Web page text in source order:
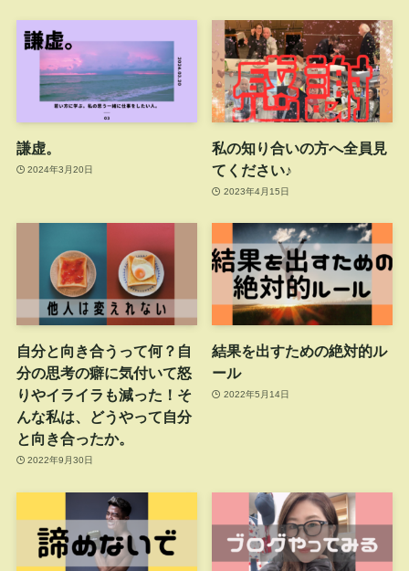
謙虚。
2024年3月20日
私の知り合いの方へ全員見
てください♪
2023年4月15日
自分と向き合うって何？自
分の思考の癖に気付いて怒
りやイライラも減った！そ
んな私は、どうやって自分
と向き合ったか。
2022年9月30日
結果を出すための絶対的ル
ール
2022年5月14日